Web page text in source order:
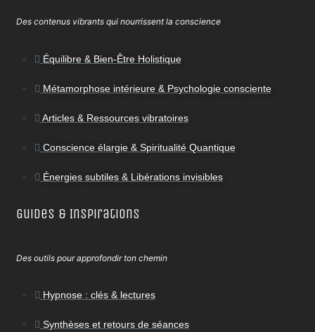
Des contenus vibrants qui nourrissent la conscience
Équilibre & Bien-Être Holistique
Métamorphose intérieure & Psychologie consciente
Articles & Ressources vibratoires
Conscience élargie & Spiritualité Quantique
Énergies subtiles & Libérations invisibles
Guides & Inspirations
Des outils pour approfondir ton chemin
Hypnose : clés & lectures
Synthèses et retours de séances